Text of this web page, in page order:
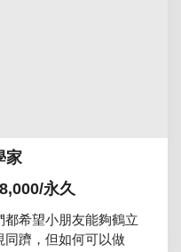
家
永久
希望小朋友能夠鶴立
躋，但如何可以做